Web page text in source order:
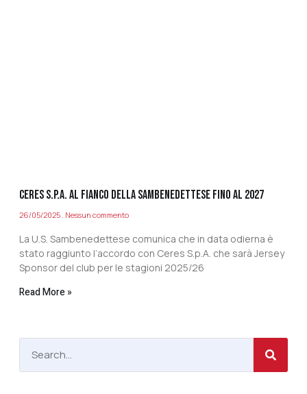
Ceres S.p.A. al fianco della Sambenedettese fino al 2027
26/05/2025 Nessun commento
La U.S. Sambenedettese comunica che in data odierna è
stato raggiunto l’accordo con Ceres S.p.A. che sarà Jersey
Sponsor del club per le stagioni 2025/26
Read More »